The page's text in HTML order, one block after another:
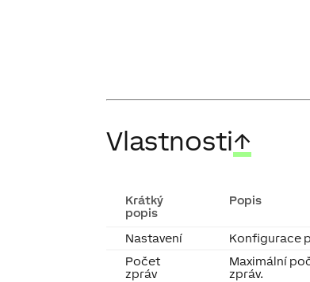
Vlastnosti↑
Krátký
popis
Popis
Nastavení
Konfigurace
Počet
zpráv
Maximální
zpráv.